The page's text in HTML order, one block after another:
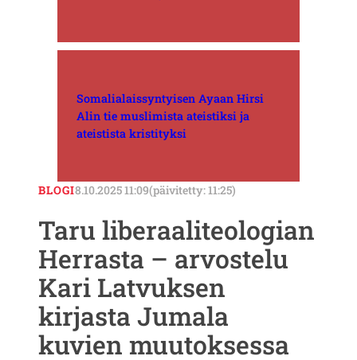
Somalialaissyntyisen Ayaan Hirsi
Alin tie muslimista ateistiksi ja
ateistista kristityksi
BLOGI8.10.2025 11:09(päivitetty: 11:25)
Taru liberaaliteologian
Herrasta – arvostelu
Kari Latvuksen
kirjasta Jumala
kuvien muutoksessa